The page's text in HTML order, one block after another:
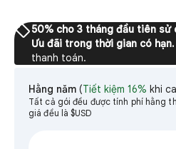
sell50% cho 3 tháng đầu tiên sử
Ưu đãi trong thời gian có hạn.
thanh toán.
Hằng năm (Tiết kiệm 16% khi
Tất cả gói đều được tính phí hằng
giá đều là $USD